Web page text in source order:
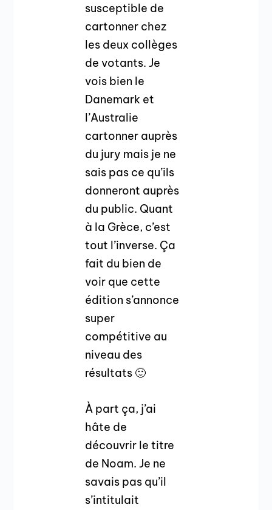
susceptible de
cartonner chez
les deux collèges
de votants. Je
vois bien le
Danemark et
l’Australie
cartonner auprès
du jury mais je ne
sais pas ce qu’ils
donneront auprès
du public. Quant
à la Grèce, c’est
tout l’inverse. Ça
fait du bien de
voir que cette
édition s’annonce
super
compétitive au
niveau des
résultats 🙂
À part ça, j’ai
hâte de
découvrir le titre
de Noam. Je ne
savais pas qu’il
s’intitulait